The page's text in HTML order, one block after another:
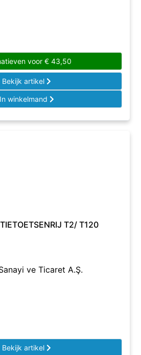
voor € 43,50
Bekijk artikel
In winkelmand
T2/ T120
ve Ticaret A.Ş.
Bekijk artikel